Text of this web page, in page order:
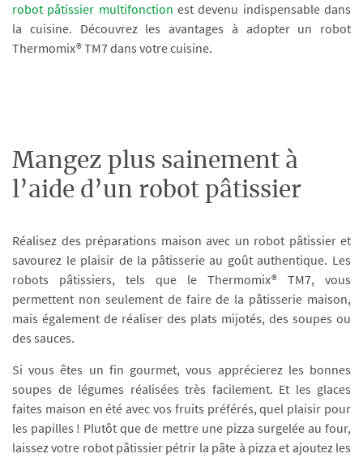
robot pâtissier multifonction est devenu indispensable dans
la cuisine. Découvrez les avantages à adopter un robot
Thermomix® TM7 dans votre cuisine.
Mangez plus sainement à
l’aide d’un robot pâtissier
Réalisez des préparations maison avec un robot pâtissier et
savourez le plaisir de la pâtisserie au goût authentique. Les
robots pâtissiers, tels que le Thermomix® TM7, vous
permettent non seulement de faire de la pâtisserie maison,
mais également de réaliser des plats mijotés, des soupes ou
des sauces.
Si vous êtes un fin gourmet, vous apprécierez les bonnes
soupes de légumes réalisées très facilement. Et les glaces
faites maison en été avec vos fruits préférés, quel plaisir pour
les papilles ! Plutôt que de mettre une pizza surgelée au four,
laissez votre robot pâtissier pétrir la pâte à pizza et ajoutez les